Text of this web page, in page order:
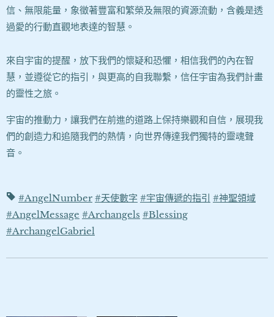
信、無限能量，象徵著豐富和繁榮及無限的資源流動，含義是透
過愛的行動直觀地表達的智慧。
來自宇宙的提醒，放下我們的懷疑和恐懼，相信我們的內在智
慧，並遵從它的指引，與更高的自我聯繫，信任宇宙為我們計畫
的靈性之旅。
宇宙的推動力，讓我們在前進的道路上保持樂觀和自信，展現我
們的創造力和追隨我們的熱情，向世界傳達我們獨特的靈魂聲
音。
#AngelNumber #天使數字 #宇宙傳遞的指引 #神聖領域
#AngelMessage #Archangels #Blessing
#ArchangelGabriel